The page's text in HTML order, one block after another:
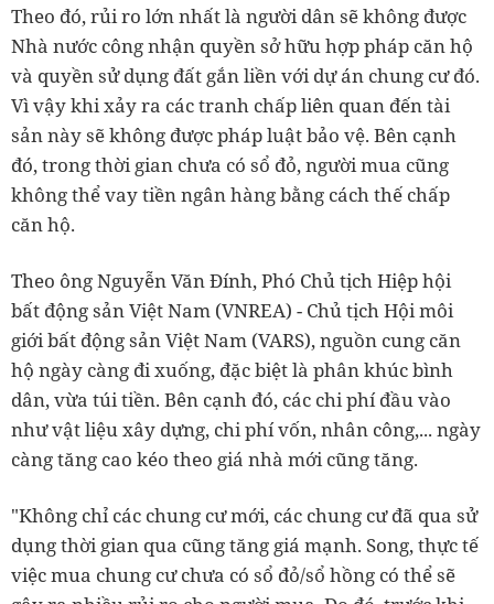
Theo đó, rủi ro lớn nhất là người dân sẽ không được
Nhà nước công nhận quyền sở hữu hợp pháp căn hộ
và quyền sử dụng đất gắn liền với dự án chung cư đó.
Vì vậy khi xảy ra các tranh chấp liên quan đến tài
sản này sẽ không được pháp luật bảo vệ. Bên cạnh
đó, trong thời gian chưa có sổ đỏ, người mua cũng
không thể vay tiền ngân hàng bằng cách thế chấp
căn hộ.
Theo ông Nguyễn Văn Đính, Phó Chủ tịch Hiệp hội
bất động sản Việt Nam (VNREA) - Chủ tịch Hội môi
giới bất động sản Việt Nam (VARS), nguồn cung căn
hộ ngày càng đi xuống, đặc biệt là phân khúc bình
dân, vừa túi tiền. Bên cạnh đó, các chi phí đầu vào
như vật liệu xây dựng, chi phí vốn, nhân công,... ngày
càng tăng cao kéo theo giá nhà mới cũng tăng.
"Không chỉ các chung cư mới, các chung cư đã qua sử
dụng thời gian qua cũng tăng giá mạnh. Song, thực tế
việc mua chung cư chưa có sổ đỏ/sổ hồng có thể sẽ